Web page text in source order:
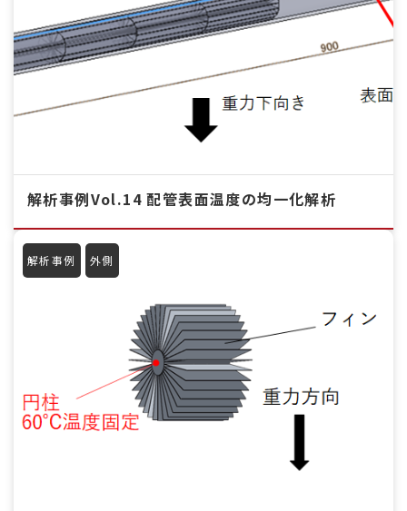
解析事例Vol.14 配管表面温度の均一化解析
解析事例 外側